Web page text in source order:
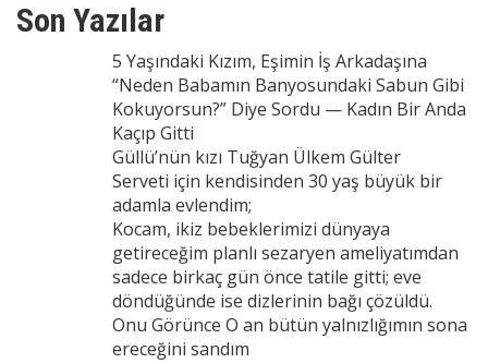
Son Yazılar
5 Yaşındaki Kızım, Eşimin İş Arkadaşına
“Neden Babamın Banyosundaki Sabun Gibi
Kokuyorsun?” Diye Sordu — Kadın Bir Anda
Kaçıp Gitti
Güllü’nün kızı Tuğyan Ülkem Gülter
Serveti için kendisinden 30 yaş büyük bir
adamla evlendim;
Kocam, ikiz bebeklerimizi dünyaya
getireceğim planlı sezaryen ameliyatımdan
sadece birkaç gün önce tatile gitti; eve
döndüğünde ise dizlerinin bağı çözüldü.
Onu Görünce O an bütün yalnızlığımın sona
ereceğini sandım